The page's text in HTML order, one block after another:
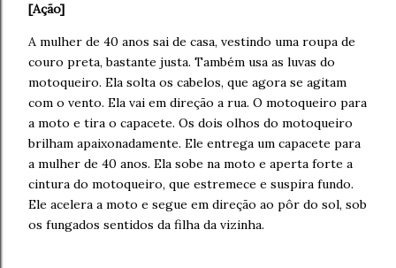
[Ação]
A mulher de 40 anos sai de casa, vestindo uma roupa de
couro preta, bastante justa. Também usa as luvas do
motoqueiro. Ela solta os cabelos, que agora se agitam
com o vento. Ela vai em direção a rua. O motoqueiro para
a moto e tira o capacete. Os dois olhos do motoqueiro
brilham apaixonadamente. Ele entrega um capacete para
a mulher de 40 anos. Ela sobe na moto e aperta forte a
cintura do motoqueiro, que estremece e suspira fundo.
Ele acelera a moto e segue em direção ao pôr do sol, sob
os fungados sentidos da filha da vizinha.